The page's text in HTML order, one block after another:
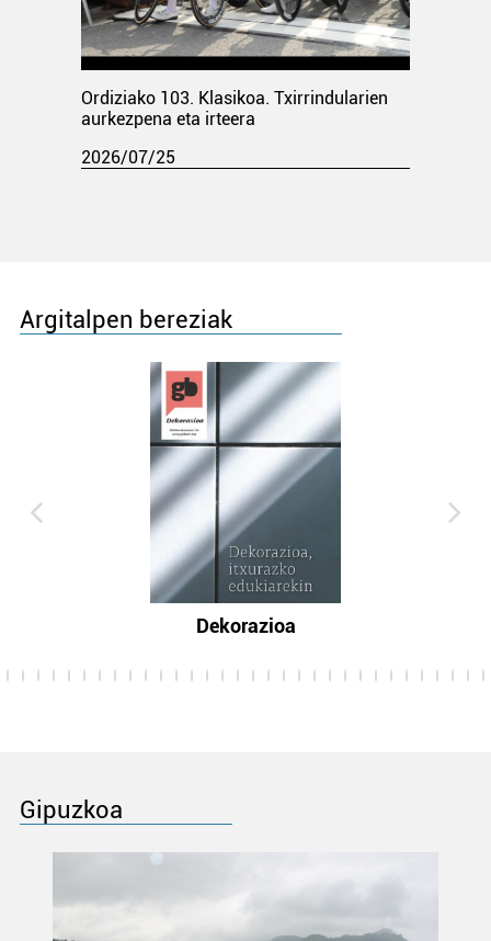
Ordiziako 103. Klasikoa. Txirrindularien
aurkezpena eta irteera
2026/07/25
Argitalpen bereziak
Dekorazioa
Gipuzkoa